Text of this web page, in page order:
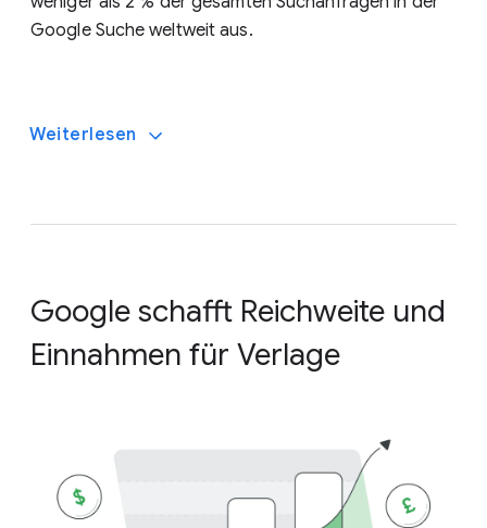
Google Suche weltweit aus.
Weiterlesen
Google schafft Reichweite und
Einnahmen für Verlage